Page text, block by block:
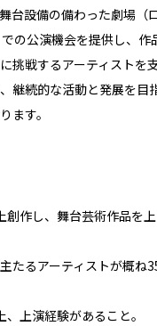
台設備の備わった劇場（
の公演機会を提供し、作
挑戦するアーティストを
継続的な活動と発展を目
ます。
創作し、舞台芸術作品を
たるアーティストが概ね
、上演経験があること。